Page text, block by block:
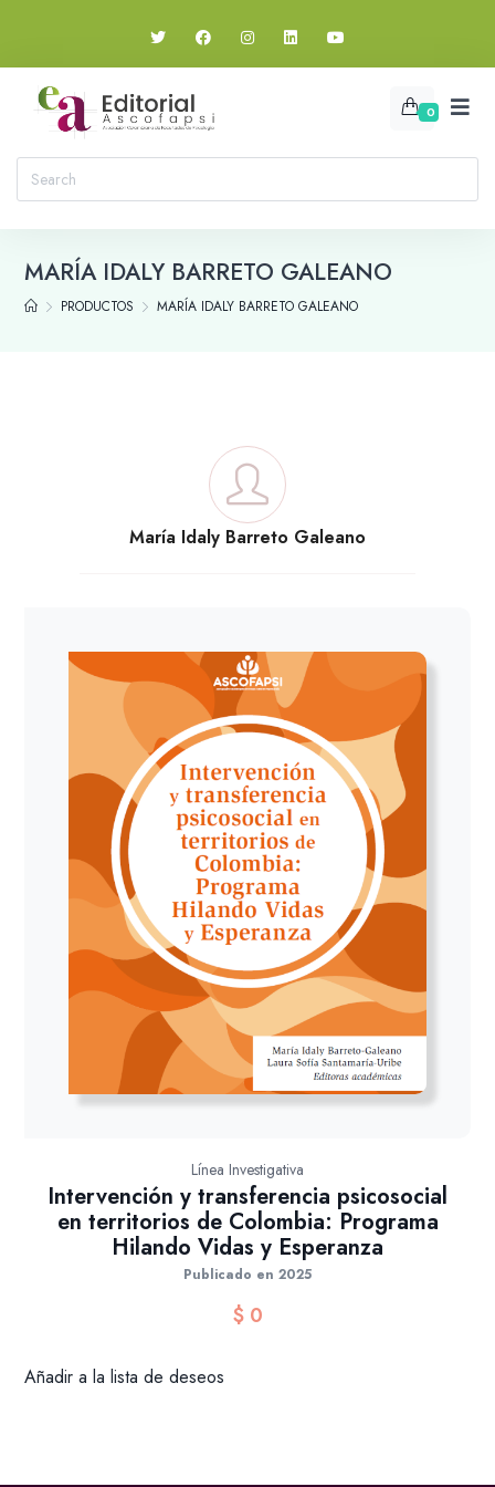
0
MARÍA IDALY BARRETO GALEANO
PRODUCTOS MARÍA IDALY BARRETO GALEANO
María Idaly Barreto Galeano
Línea Investigativa
Intervención y transferencia psicosocial
en territorios de Colombia: Programa
Hilando Vidas y Esperanza
Publicado en 2025
$0
Añadir a la lista de deseos